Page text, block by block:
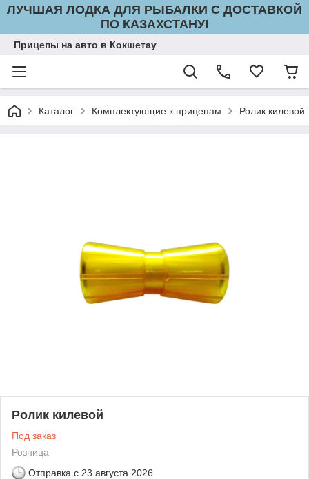
ЛУЧШАЯ ЛОДКА ДЛЯ РЫБАЛКИ С ДОСТАВКОЙ
ПО КАЗАХСТАНУ!
Прицепы на авто в Кокшетау
Каталог Комплектующие к прицепам Ролик килевой
Ролик килевой
Под заказ
Розница
Отправка с 23 августа 2026